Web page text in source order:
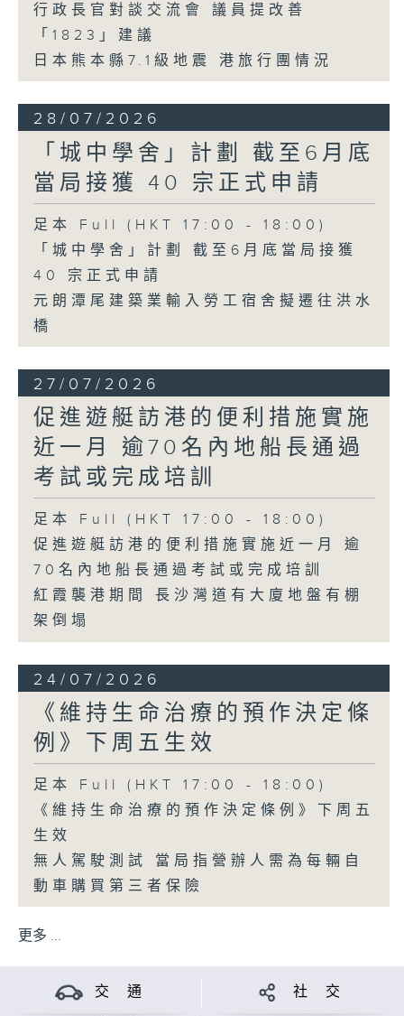
行政長官對談交流會 議員提改善
「1823」建議
日本熊本縣7.1級地震 港旅行團情況
28/07/2026
「城中學舍」計劃 截至6月底
當局接獲 40 宗正式申請
足本 Full (HKT 17:00 - 18:00)
「城中學舍」計劃 截至6月底當局接獲
40 宗正式申請
元朗潭尾建築業輸入勞工宿舍擬遷往洪水
橋
27/07/2026
促進遊艇訪港的便利措施實施
近一月 逾70名內地船長通過
考試或完成培訓
足本 Full (HKT 17:00 - 18:00)
促進遊艇訪港的便利措施實施近一月 逾
70名內地船長通過考試或完成培訓
紅霞襲港期間 長沙灣道有大廈地盤有棚
架倒塌
24/07/2026
《維持生命治療的預作決定條
例》下周五生效
足本 Full (HKT 17:00 - 18:00)
《維持生命治療的預作決定條例》下周五
生效
無人駕駛測試 當局指營辦人需為每輛自
動車購買第三者保險
更多 ...
交 通 社 交